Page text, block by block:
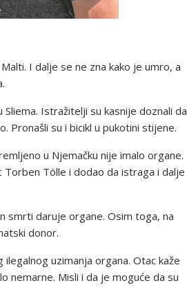
I dalje se ne zna kako je umro, a
Istražitelji su kasnije doznali da
Pronašli su i bicikl u pukotini stijene.
u Njemačku nije imalo organe.
Torben Tölle i dodao da istraga i dalje
smrti daruje organe. Osim toga, na
donor.
uzimanja organa. Otac kaže
nemarne. Misli i da je moguće da su